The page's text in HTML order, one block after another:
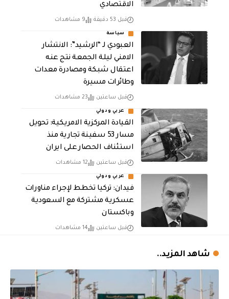
الاقتصادي
قبل 53 دقيقة 9 مشاهدات
سياسة
العبودي لـ “الرشيد”: الانتشار
الامني ليلة الجمعة نتج عنه
اعتقال شبكة ومصادرة معدات
وطائرات مسيرة
قبل ساعتين 23 مشاهدات
عربي ودولي
القيادة المركزية الامريكية: تحويل
مسار 53 سفينة تجارية منذ
استئناف الحصار على ايران
قبل ساعتين 12 مشاهدات
عربي ودولي
فيدان: تركيا تخطط لإجراء مناورات
عسكرية مشتركة مع السعودية
وباكستان
قبل ساعتين 14 مشاهدات
شاهد المزيد..